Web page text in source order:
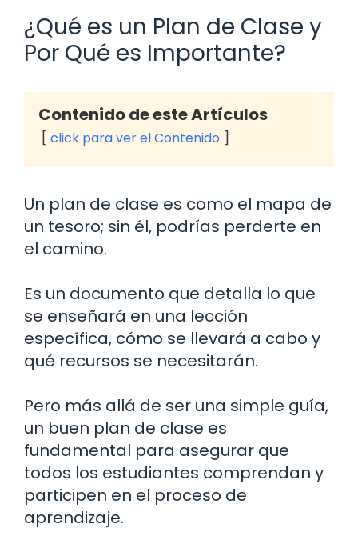
¿Qué es un Plan de Clase y
Por Qué es Importante?
Contenido de este Artículos
click para ver el Contenido
Un plan de clase es como el mapa de
un tesoro; sin él, podrías perderte en
el camino.
Es un documento que detalla lo que
se enseñará en una lección
específica, cómo se llevará a cabo y
qué recursos se necesitarán.
Pero más allá de ser una simple guía,
un buen plan de clase es
fundamental para asegurar que
todos los estudiantes comprendan y
participen en el proceso de
aprendizaje.